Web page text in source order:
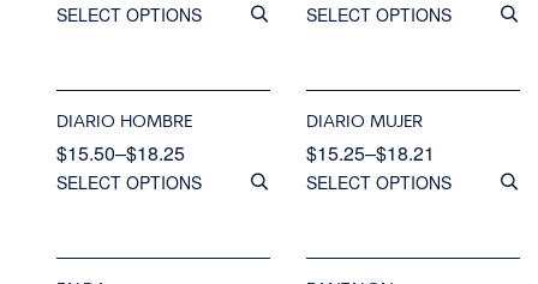
SELECT OPTIONS SELECT OPTIONS
DIARIO HOMBRE
$15.50–$18.25
SELECT OPTIONS
DIARIO MUJER
$15.25–$18.21
SELECT OPTIONS